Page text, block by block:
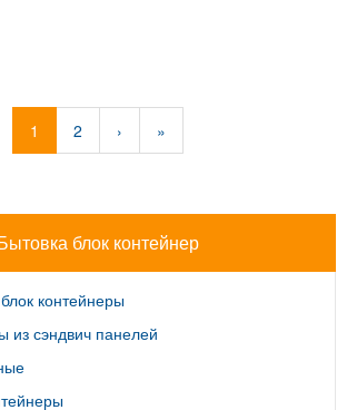
1 2 › »
блок контейнер
контейнеры
из сэндвич панелей